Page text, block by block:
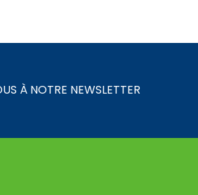
À NOTRE NEWSLETTER